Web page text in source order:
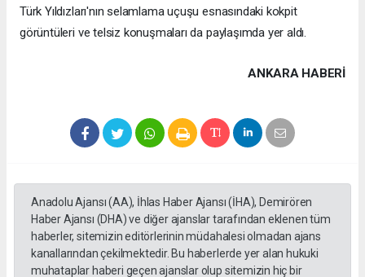
Türk Yıldızları'nın selamlama uçuşu esnasındaki kokpit
görüntüleri ve telsiz konuşmaları da paylaşımda yer aldı.
ANKARA HABERİ
Anadolu Ajansı (AA), İhlas Haber Ajansı (İHA), Demirören
Haber Ajansı (DHA) ve diğer ajanslar tarafından eklenen tüm
haberler, sitemizin editörlerinin müdahalesi olmadan ajans
kanallarından çekilmektedir. Bu haberlerde yer alan hukuki
muhataplar haberi geçen ajanslar olup sitemizin hiç bir